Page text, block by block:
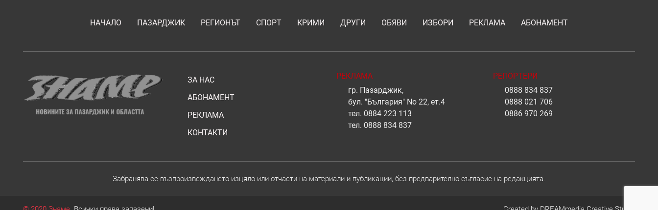
НАЧАЛО ПАЗАРДЖИК РЕГИОНЪТ СПОРТ КРИМИ ДРУГИ ОБЯВИ ИЗБОРИ РЕКЛАМА АБОНАМЕНТ
ЗА НАС
АБОНАМЕНТ
РЕКЛАМА
КОНТАКТИ
РЕКЛАМА
гр. Пазарджик,
бул. "България" No 22, ет.4
тел. 0884 223 113
тел. 0888 834 837
РЕПОРТЕРИ
0888 834 837
0888 021 706
0886 970 269
Забранява се възпроизвеждането изцяло или отчасти на материали и публикации, без предварително съгласие на редакцията.